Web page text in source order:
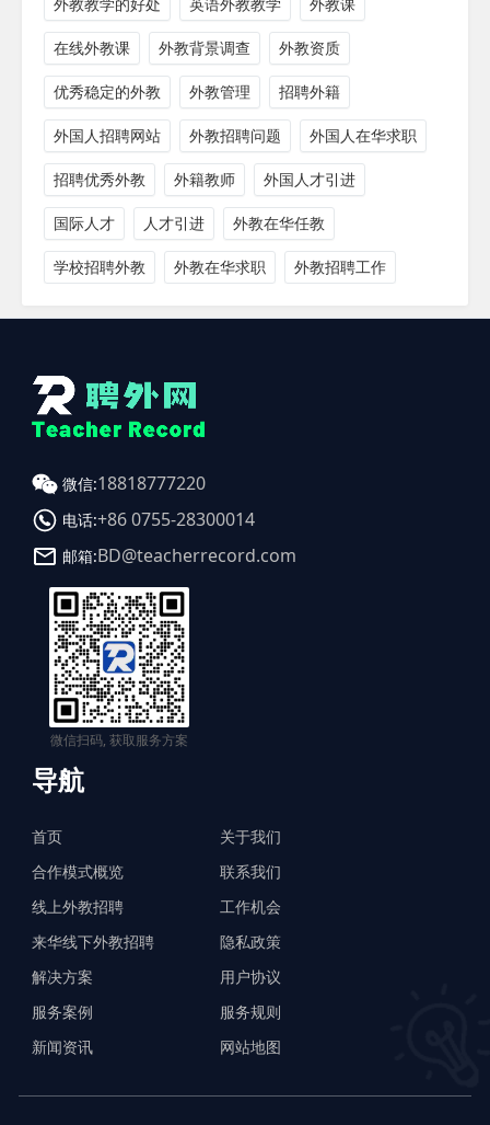
在线外教课 外教背景调查 外教资质
优秀稳定的外教 外教管理 招聘外籍
外国人招聘网站 外教招聘问题 外国人在华求职
招聘优秀外教 外籍教师 外国人才引进
国际人才 人才引进 外教在华任教
学校招聘外教 外教在华求职 外教招聘工作
微信:18818777220
电话:+86 0755-28300014
邮箱:BD@teacherrecord.com
微信扫码, 获取服务方案
导航
首页
合作模式概览
线上外教招聘
来华线下外教招聘
解决方案
服务案例
新闻资讯
关于我们
联系我们
工作机会
隐私政策
用户协议
服务规则
网站地图